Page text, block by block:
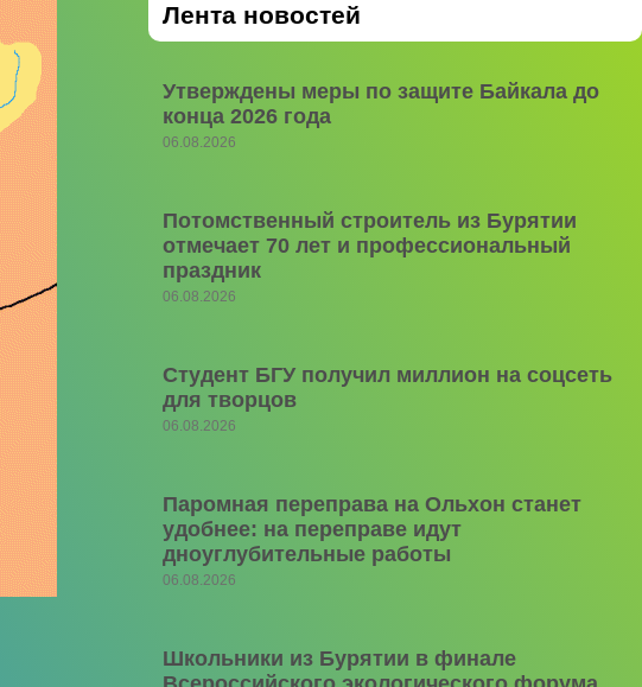
Лента новостей
Утверждены меры по защите Байкала до
конца 2026 года
06.08.2026
Потомственный строитель из Бурятии
отмечает 70 лет и профессиональный
праздник
06.08.2026
Студент БГУ получил миллион на соцсеть
для творцов
06.08.2026
Паромная переправа на Ольхон станет
удобнее: на переправе идут
дноуглубительные работы
06.08.2026
Школьники из Бурятии в финале